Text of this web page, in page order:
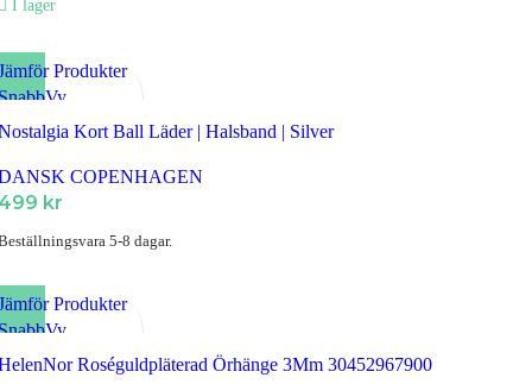
299 kr.225 kr.
I lager
Produkter
till i Favoriter
Kort Ball Läder | Halsband | Silver
COPENHAGEN
kr
5-8 dagar.
Produkter
till i Favoriter
Roséguldpläterad Örhänge 3Mm 30452967900